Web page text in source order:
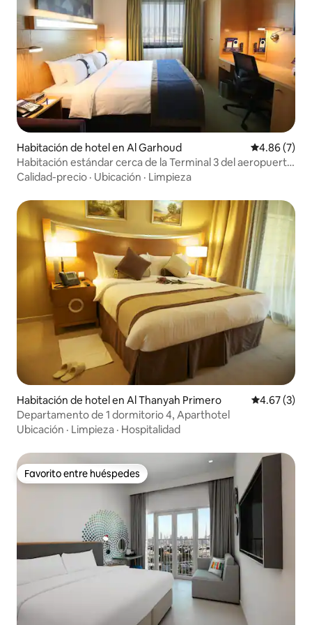
Habitación de hotel en Al Garhoud Calificación
4.86 (7)
Habitación estándar cerca de la Terminal 3 del aeropuerto
de Dubái
Calidad-precio · Ubicación · Limpieza
Habitación de hotel en Al Thanyah Primero Calificación
4.67 (3)
Departamento de 1 dormitorio 4, Aparthotel
Ubicación · Limpieza · Hospitalidad
Favorito entre huéspedes
Favorito entre huéspedes